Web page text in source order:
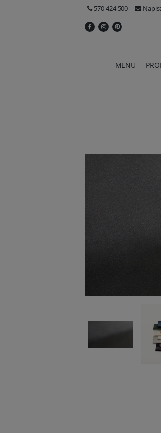
570 424 500
MENU